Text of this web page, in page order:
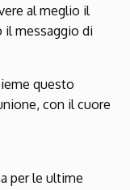
al meglio il
il messaggio di
questo
con il cuore
per le ultime